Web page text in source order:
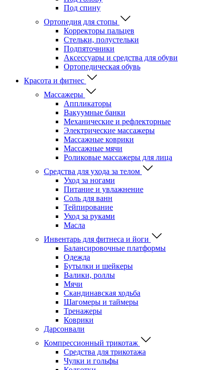
Под спину
Ортопедия для стопы
Корректоры пальцев
Стельки, полустельки
Подпяточники
Аксессуары и средства для обуви
Ортопедическая обувь
Красота и фитнес
Массажеры
Аппликаторы
Вакуумные банки
Механические и рефлекторные
Электрические массажеры
Массажные коврики
Массажные мячи
Роликовые массажеры для лица
Средства для ухода за телом
Уход за ногами
Питание и увлажнение
Соль для ванн
Тейпирование
Уход за руками
Масла
Инвентарь для фитнеса и йоги
Балансировочные платформы
Одежда
Бутылки и шейкеры
Валики, роллы
Мячи
Скандинавская ходьба
Шагомеры и таймеры
Тренажеры
Коврики
Дарсонвали
Компрессионный трикотаж
Средства для трикотажа
Чулки и гольфы